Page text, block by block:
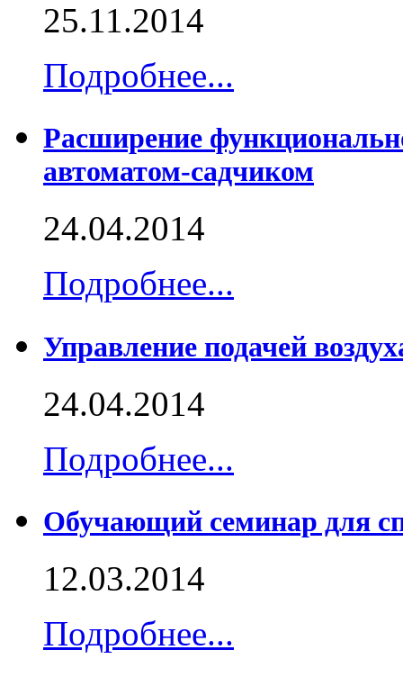
25.11.2014
Подробнее...
Расширение
автоматом-садчиком
24.04.2014
Подробнее...
Управление подачей
24.04.2014
Подробнее...
Обучающий семинар для
12.03.2014
Подробнее...